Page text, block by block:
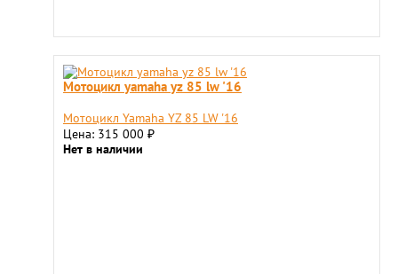
Мотоцикл yamaha yz 85 lw '16
Мотоцикл Yamaha YZ 85 LW '16
Цена: 315 000 ₽
Нет в наличии